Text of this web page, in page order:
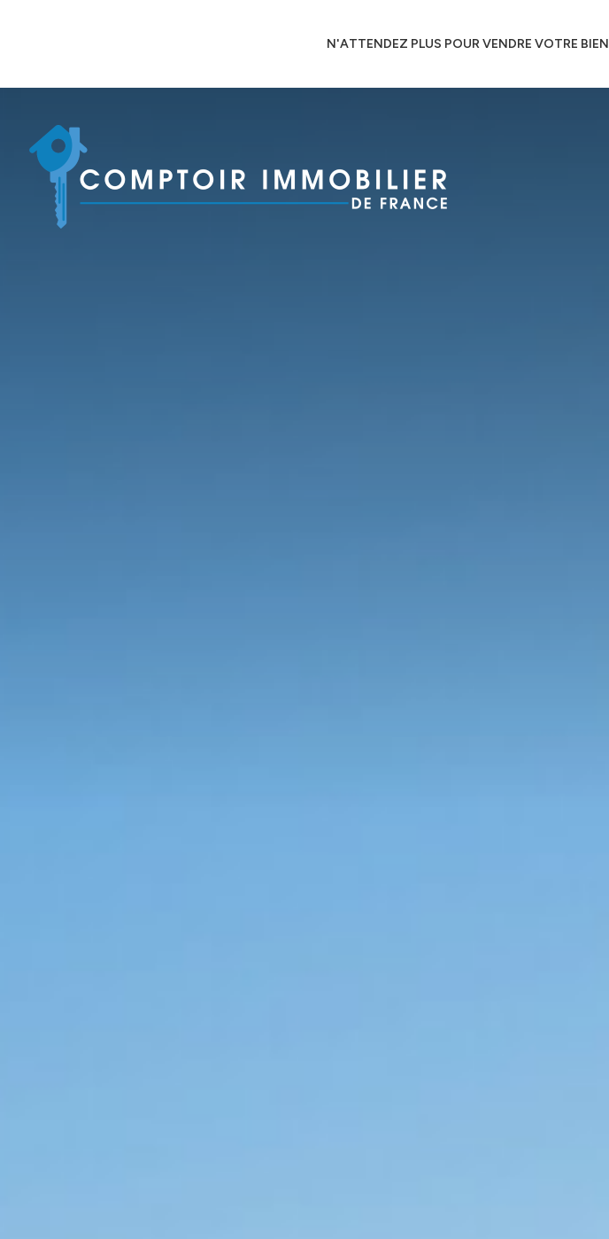
N'ATTENDEZ PLUS POUR VENDRE VOTRE BIEN